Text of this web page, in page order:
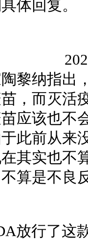
体回复。
黎纳指出
，而灭活
应该也不
此前从来
其实也不
不算是不良
放行了这